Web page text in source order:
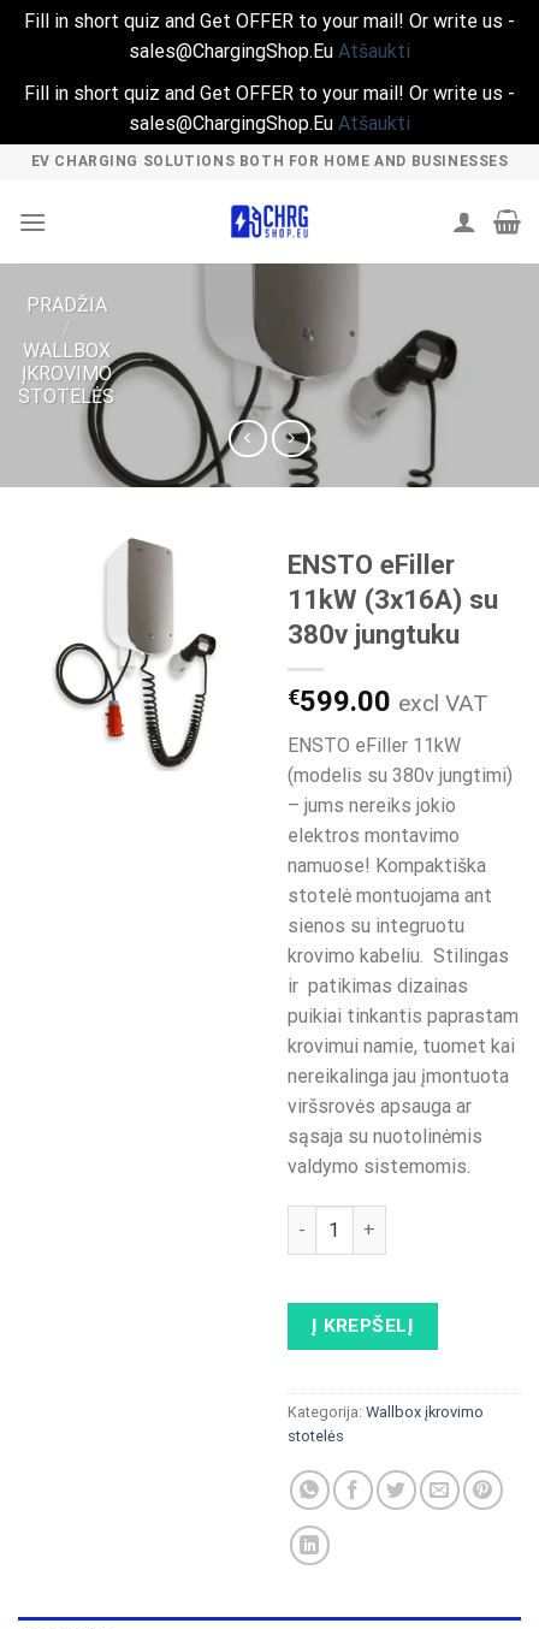
Fill in short quiz and Get OFFER to your mail! Or write us -
sales@ChargingShop.Eu Atšaukti
Fill in short quiz and Get OFFER to your mail! Or write us -
sales@ChargingShop.Eu Atšaukti
Skip
content
EV CHARGING SOLUTIONS BOTH FOR HOME AND BUSINESSES
PRADŽIA
/
WALLBOX
ĮKROVIMO
STOTELĖS
ENSTO eFiller
11kW (3x16A) su
380v jungtuku
€599.00 excl VAT
ENSTO eFiller 11kW
(modelis su 380v jungtimi)
– jums nereiks jokio
elektros montavimo
namuose! Kompaktiška
stotelė montuojama ant
sienos su integruotu
krovimo kabeliu. Stilingas
ir patikimas dizainas
puikiai tinkantis paprastam
krovimui namie, tuomet kai
nereikalinga jau įmontuota
viršsrovės apsauga ar
sąsaja su nuotolinėmis
valdymo sistemomis.
produkto kiekis: ENSTO
Į KREPŠELĮ
Kategorija: Wallbox įkrovimo
stotelės